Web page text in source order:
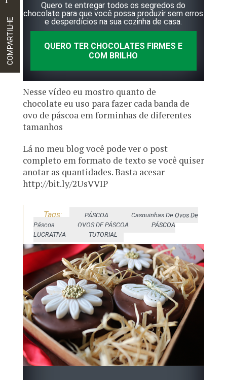
COMPARTILHE
Quero te entregar todos os segredos do
chocolate para que você possa produzir sem erros
e desperdícios na sua cozinha de casa.
QUERO TER CHOCOLATES FIRMES E
COM BRILHO
Nesse vídeo eu mostro quanto de
chocolate eu uso para fazer cada banda de
ovo de páscoa em forminhas de diferentes
tamanhos
Lá no meu blog você pode ver o post
completo em formato de texto se você quiser
anotar as quantidades. Basta acesar
http://bit.ly/2UsVVIP
Tags: PÁSCOA
Casquinhas De Ovos De
Páscoa
OVOS DE PÁSCOA
PÁSCOA
LUCRATIVA
TUTORIAL